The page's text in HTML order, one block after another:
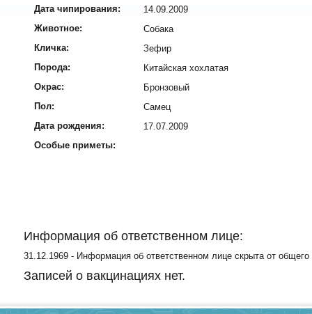
Дата чипирования:
14.09.2009
Животное:
Собака
Кличка:
Зефир
Порода:
Китайская хохлатая
Окрас:
Бронзовый
Пол:
Самец
Дата рождения:
17.07.2009
Особые приметы:
Информация об ответственном лице:
31.12.1969 - Информация об ответственном лице скрыта от общего
Записей о вакцинациях нет.